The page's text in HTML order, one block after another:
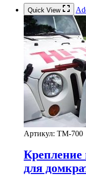
Quick View
Артикул: TM-700
Крепление
для